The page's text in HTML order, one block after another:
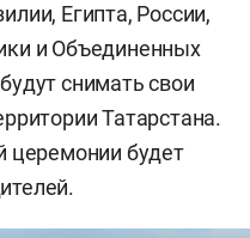
Египта, России,
и Объединенных
снимать свои
Татарстана.
церемонии будет